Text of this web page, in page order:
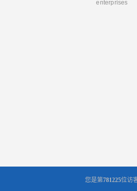
enterprises
您是第781225位访